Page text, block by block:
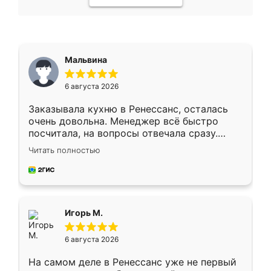
Мальвина
6 августа 2026
Заказывала кухню в Ренессанс, осталась
очень довольна. Менеджер всё быстро
посчитала, на вопросы отвечала сразу.
Замерщик приехал в субботу, подошёл к
делу со всей ответственностью. Собрали
за день, ребята работали аккуратно, даже
Читать полностью
Игорь М.
6 августа 2026
На самом деле в Ренессанс уже не первый